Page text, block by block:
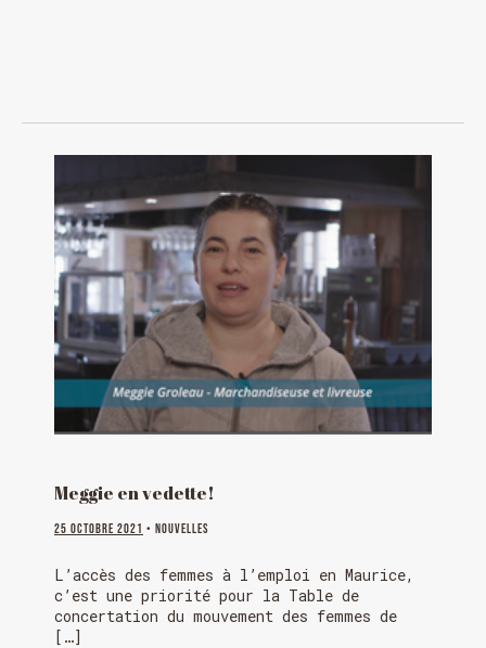
Meggie en vedette!
25 octobre 2021 • Nouvelles
L’accès des femmes à l’emploi en Maurice,
c’est une priorité pour la Table de
concertation du mouvement des femmes de
[…]